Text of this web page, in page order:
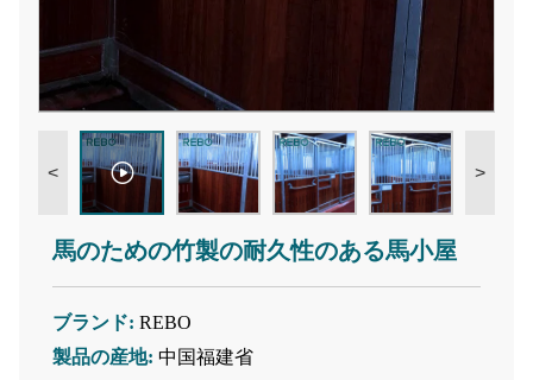
< >
馬のための竹製の耐久性のある馬小屋
ブランド: REBO
製品の産地: 中国福建省